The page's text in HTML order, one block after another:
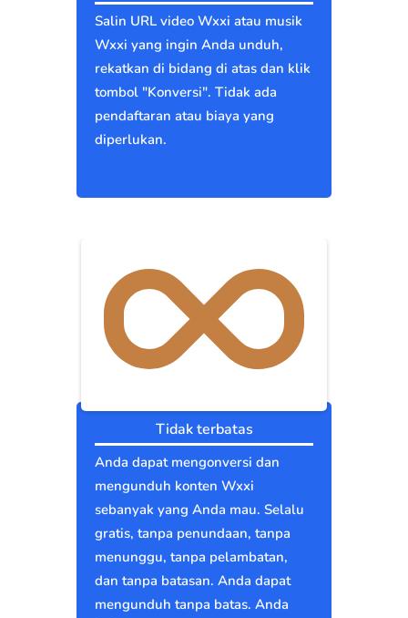
Salin URL video Wxxi atau musik
Wxxi yang ingin Anda unduh,
rekatkan di bidang di atas dan klik
tombol "Konversi". Tidak ada
pendaftaran atau biaya yang
diperlukan.
Tidak terbatas
Anda dapat mengonversi dan
mengunduh konten Wxxi
sebanyak yang Anda mau. Selalu
gratis, tanpa penundaan, tanpa
menunggu, tanpa pelambatan,
dan tanpa batasan. Anda dapat
mengunduh tanpa batas. Anda